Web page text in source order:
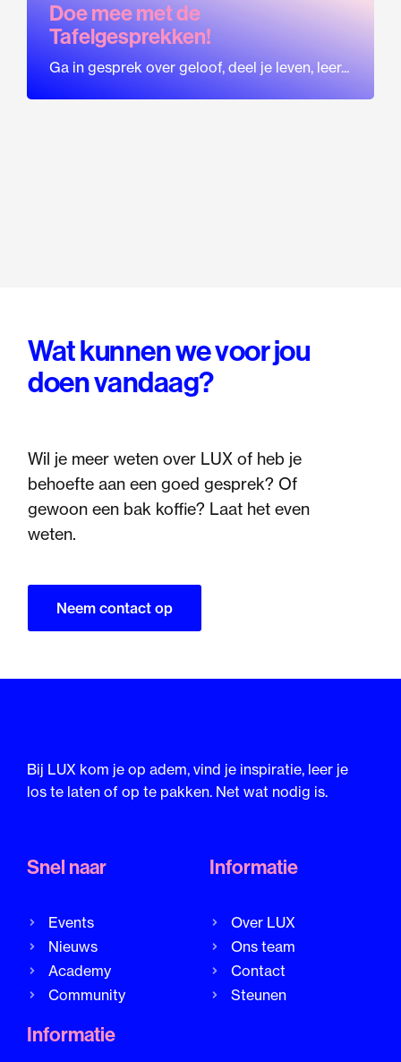
Doe mee met de
Tafelgesprekken!
Ga in gesprek over geloof, deel je leven, leer...
Wat kunnen we voor jou
doen vandaag?
Wil je meer weten over LUX of heb je
behoefte aan een goed gesprek? Of
gewoon een bak koffie? Laat het even
weten.
Neem contact op
Bij LUX kom je op adem, vind je inspiratie, leer je
los te laten of op te pakken. Net wat nodig is.
Snel naar
Events
Nieuws
Academy
Community
Informatie
Over LUX
Ons team
Contact
Steunen
Informatie